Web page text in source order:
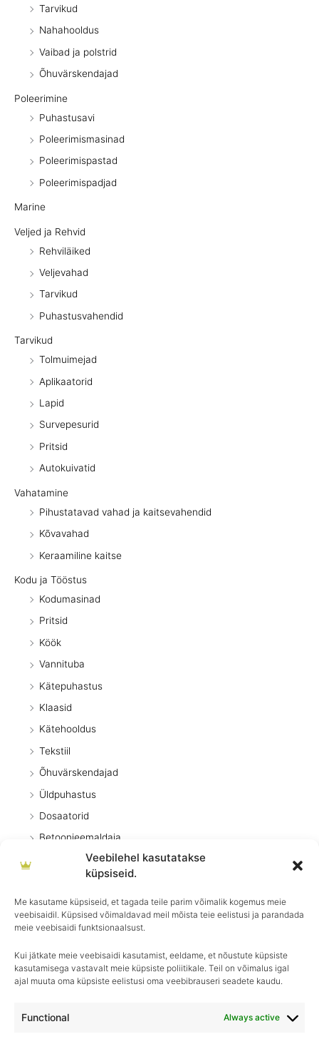
Veebilehel kasutatakse
küpsiseid.
Me kasutame küpsiseid, et tagada teile parim võimalik kogemus meie
veebisaidil. Küpsised võimaldavad meil mõista teie eelistusi ja parandada
meie veebisaidi funktsionaalsust.
Kui jätkate meie veebisaidi kasutamist, eeldame, et nõustute küpsiste
kasutamisega vastavalt meie küpsiste poliitikale. Teil on võimalus igal
ajal muuta oma küpsiste eelistusi oma veebibrauseri seadete kaudu.
Functional Always active
Tarvikud
Nahahooldus
Vaibad ja polstrid
Õhuvärskendajad
Poleerimine
Puhastusavi
Poleerimismasinad
Poleerimispastad
Poleerimispadjad
Marine
Veljed ja Rehvid
Rehviläiked
Veljevahad
Tarvikud
Puhastusvahendid
Tarvikud
Tolmuimejad
Aplikaatorid
Lapid
Survepesurid
Pritsid
Autokuivatid
Vahatamine
Pihustatavad vahad ja kaitsevahendid
Kõvavahad
Keraamiline kaitse
Kodu ja Tööstus
Kodumasinad
Pritsid
Köök
Vannituba
Kätepuhastus
Klaasid
Kätehooldus
Tekstiil
Õhuvärskendajad
Üldpuhastus
Dosaatorid
Betoonieemaldaja
Eripuhastusvahendid
Desinfitseerimisvahendid
Põrandapesu
Pesuvahendid
Igapäevane hooldus, ületamatu sära–